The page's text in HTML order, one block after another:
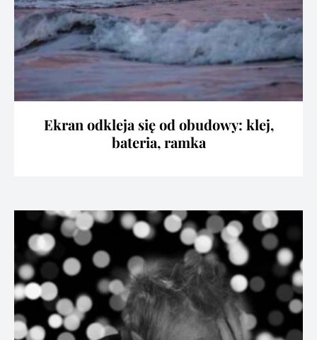
Ekran odkleja się od obudowy: klej,
bateria, ramka